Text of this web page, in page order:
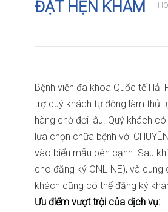
ĐẶT HẸN KHÁM
Bệnh viện đa khoa Quốc tế
trợ quý khách tự động làm thủ
hàng chờ đợi lâu. Quý khách
lựa chọn chữa bệnh với
vào biểu mẫu bên cạnh. Sau
cho đăng ký ONLINE), và
khách cũng có thể đăng ký
Ưu điểm vượt trội của dịch vụ: